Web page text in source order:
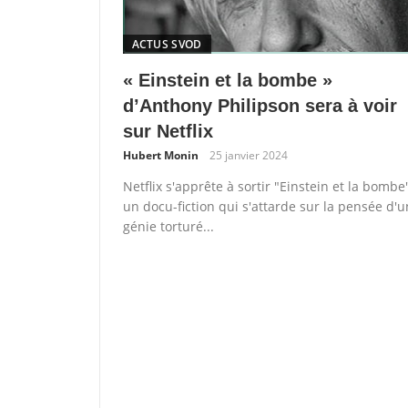
ACTUS SVOD
« Einstein et la bombe »
d’Anthony Philipson sera à voir
sur Netflix
Hubert Monin 25 janvier 2024
Netflix s'apprête à sortir "Einstein et la
un docu-fiction qui s'attarde sur la pensée
génie torturé...